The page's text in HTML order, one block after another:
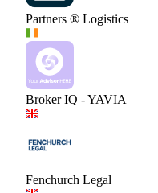
Partners ® Logistics
Broker IQ - YAVIA
Fenchurch Legal